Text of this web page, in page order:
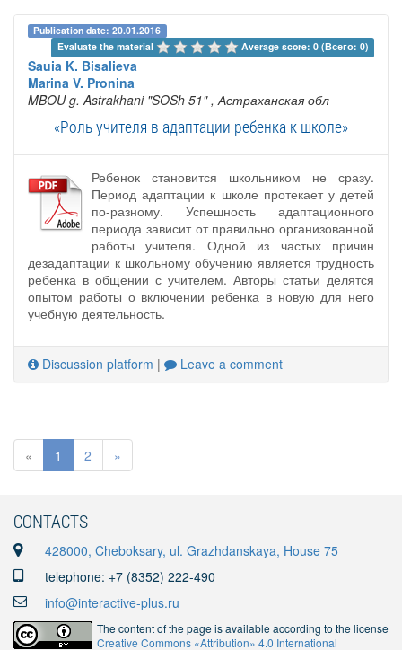
Publication date: 20.01.2016
Evaluate the material
Average score: 0 (Всего: 0)
Sauia K. Bisalieva
Marina V. Pronina
MBOU g. Astrakhani "SOSh 51" , Астраханская обл
«Роль учителя в адаптации ребенка к школе»
Ребенок становится школьником не сразу.
Период адаптации к школе протекает у детей
по-разному. Успешность адаптационного
периода зависит от правильно организованной
работы учителя. Одной из частых причин
дезадаптации к школьному обучению является трудность
ребенка в общении с учителем. Авторы статьи делятся
опытом работы о включении ребенка в новую для него
учебную деятельность.
Discussion platform | Leave a comment
« 1 2 »
CONTACTS
428000, Cheboksary, ul. Grazhdanskaya, House 75
telephone: +7 (8352) 222-490
info@interactive-plus.ru
The content of the page is available according to the license
Creative Commons «Attribution» 4.0 International